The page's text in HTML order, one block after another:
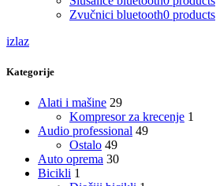
Zvučnici bluetooth0 products
izlaz
Kategorije
Alati i mašine 29
Kompresor za krecenje 1
Audio professional 49
Ostalo 49
Auto oprema 30
Bicikli 1